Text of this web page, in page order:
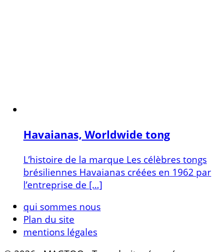
Havaianas, Worldwide tong
L’histoire de la marque Les célèbres tongs
brésiliennes Havaianas créées en 1962 par
l’entreprise de […]
qui sommes nous
Plan du site
mentions légales